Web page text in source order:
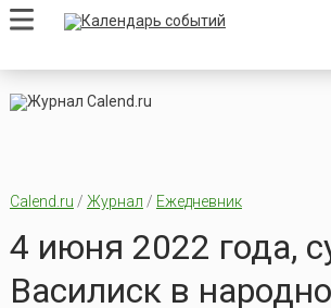
Calend.ru / Журнал / Ежедневник
4 июня 2022 года,
Василиск в